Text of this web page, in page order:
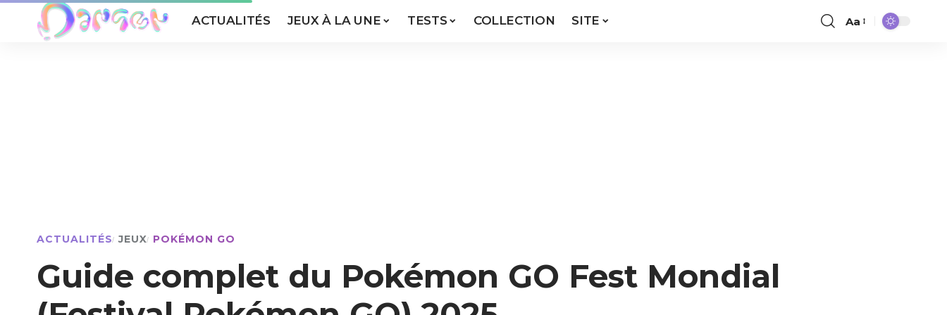
ACTUALITÉS JEUX À LA UNE TESTS COLLECTION SITE Aa
ACTUALITÉS JEUX POKÉMON GO
Guide complet du Pokémon GO Fest Mondial